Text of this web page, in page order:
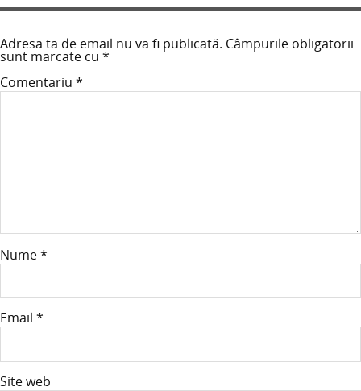
Adresa ta de email nu va fi publicată. Câmpurile obligatorii
sunt marcate cu *
Comentariu *
Nume*
Email *
Site web